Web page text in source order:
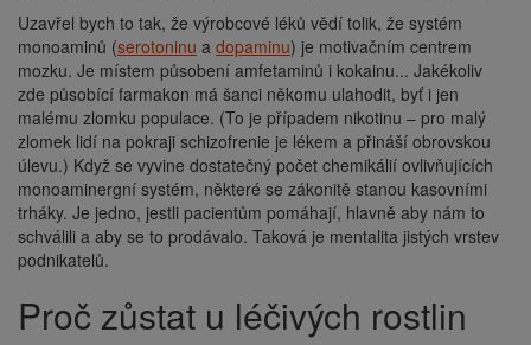
Uzavřel bych to tak, že výrobcové léků vědí tolik, že systém
monoaminů (serotoninu a dopaminu) je motivačním centrem
mozku. Je místem působení amfetaminů i kokainu... Jakékoliv
zde působící farmakon má šanci někomu ulahodit, byť i jen
malému zlomku populace. (To je případem nikotinu – pro malý
zlomek lidí na pokraji schizofrenie je lékem a přináší obrovskou
úlevu.) Když se vyvine dostatečný počet chemikálií ovlivňujících
monoaminergní systém, některé se zákonitě stanou kasovními
trháky. Je jedno, jestli pacientům pomáhají, hlavně aby nám to
schválili a aby se to prodávalo. Taková je mentalita jistých vrstev
podnikatelů.
Proč zůstat u léčivých rostlin